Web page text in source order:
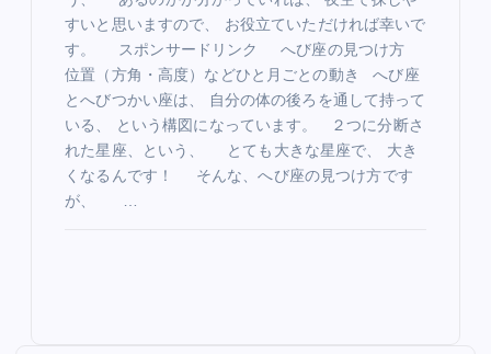
すいと思いますので、 お役立ていただければ幸いで
す。 スポンサードリンク へび座の見つけ方
位置（方角・高度）などひと月ごとの動き へび座
とへびつかい座は、 自分の体の後ろを通して持って
いる、 という構図になっています。 ２つに分断さ
れた星座、という、 とても大きな星座で、 大き
くなるんです！ そんな、へび座の見つけ方です
が、 …